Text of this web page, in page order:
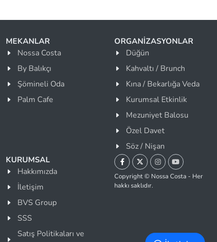
MEKANLAR
Nossa Costa
By Balıkçı
Şömineli Oda
Palm Cafe
ORGANİZASYONLAR
Düğün
Kahvaltı / Brunch
Kına / Bekarlığa Veda
Kurumsal Etkinlik
Mezuniyet Balosu
Özel Davet
Söz / Nişan
KURUMSAL
Hakkımızda
İletişim
BVS Group
SSS
Satış Politikaları ve
Copyright © Nossa Costa - Her
hakkı saklıdır.